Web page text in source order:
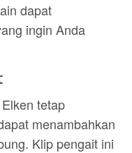
dapat
ingin Anda
tetap
menambahkan
Klip pengait ini